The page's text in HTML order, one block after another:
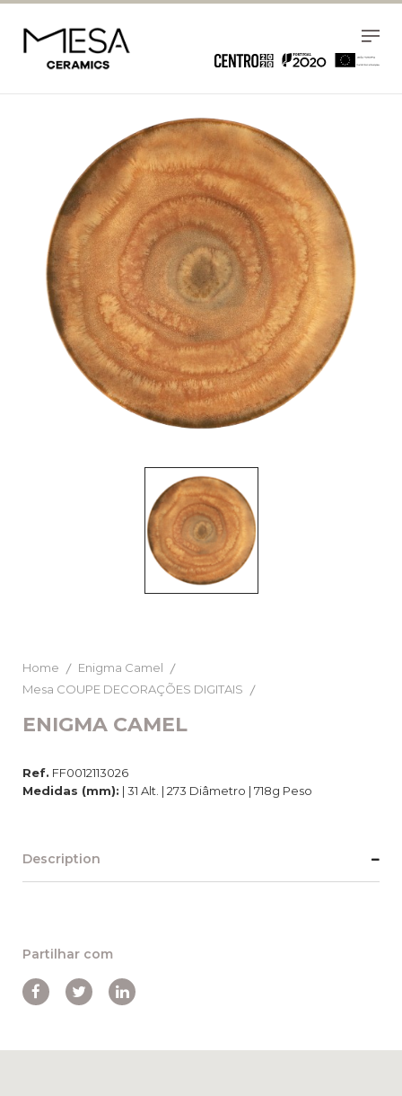
Home
Enigma Camel
Mesa COUPE DECORAÇÕES DIGITAIS
ENIGMA CAMEL
Ref. FF0012113026
Medidas (mm): | 31 Alt. | 273 Diâmetro | 718g Peso
Description
Partilhar com